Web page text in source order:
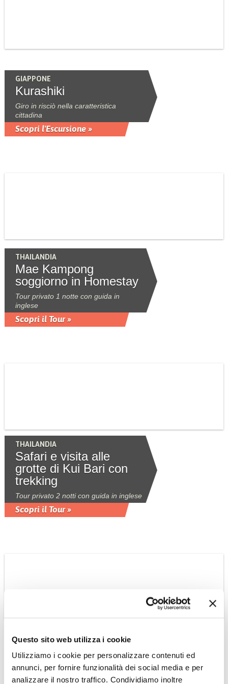
Questo sito web utilizza i cookie
Utilizziamo i cookie per personalizzare contenuti ed
annunci, per fornire funzionalità dei social media e per
analizzare il nostro traffico. Condividiamo inoltre
GIAPPONE
Kurashiki
Giro in risciò nella caratteristica
cittadina
Scopri l'Escursione »
THAILANDIA
Mae Kampong
soggiorno in Homestay
Tour privato 1 notte con guida in
inglese
Scopri il Tour »
THAILANDIA
Safari e visita alle
grotte di Kui Bari con
trekking
Tour privato 2 notti con guida in inglese
Scopri il Tour »
Tour ai parchi della
Thailandia del sud da
Bangkok a Khao Sok